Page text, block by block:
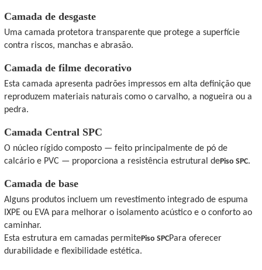
Camada de desgaste
Uma camada protetora transparente que protege a superfície
contra riscos, manchas e abrasão.
Camada de filme decorativo
Esta camada apresenta padrões impressos em alta definição que
reproduzem materiais naturais como o carvalho, a nogueira ou a
pedra.
Camada Central SPC
O núcleo rígido composto — feito principalmente de pó de
calcário e PVC — proporciona a resistência estrutural dePiso SPC.
Camada de base
Alguns produtos incluem um revestimento integrado de espuma
IXPE ou EVA para melhorar o isolamento acústico e o conforto ao
caminhar.
Esta estrutura em camadas permitePiso SPCPara oferecer
durabilidade e flexibilidade estética.